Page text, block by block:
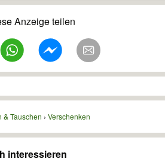
Anzeige teilen
& Tauschen Verschenken
interessieren